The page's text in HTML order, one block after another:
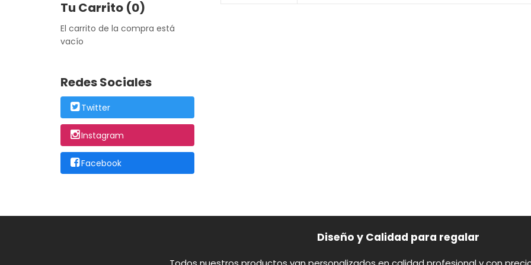
Tu Carrito (0)
El carrito de la compra está
vacío
Redes Sociales
Twitter
Instagram
Facebook
Diseño y Calidad para regalar